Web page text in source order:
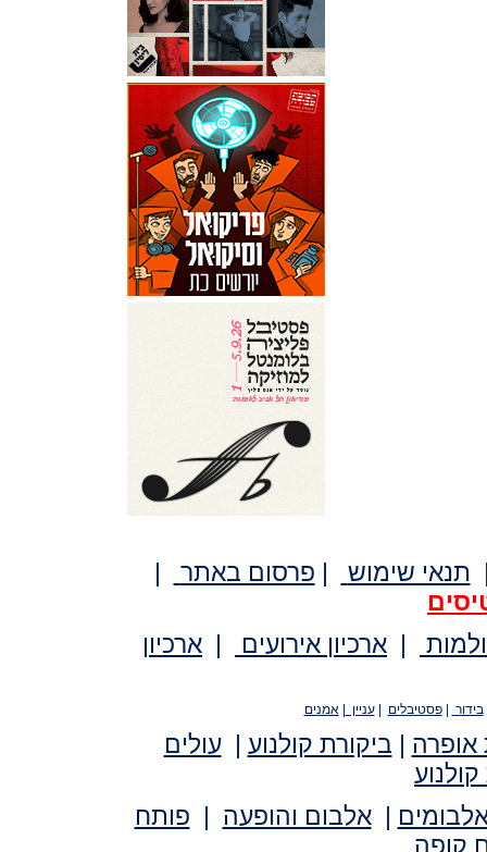
תנאי שימוש | פרסום באתר
|
| ארכיון אירועים | ארכיון
בידור |פסטיבלים |עניין |אמנים
אופרה | ביקורת קולנוע |עולים
קולנוע
|אלבום והופעה | פותח
קופה